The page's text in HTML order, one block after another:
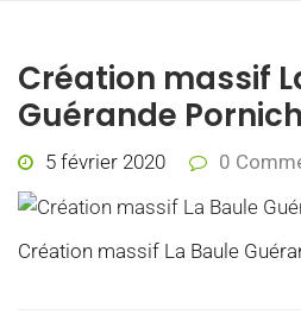
Création massif
Guérande
5 février 2020 0
Création massif La Baule